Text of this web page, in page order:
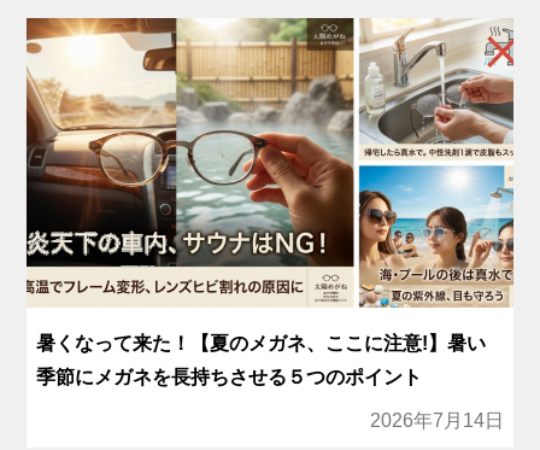
暑くなって来た！【夏のメガネ、ここに注意!】暑い
季節にメガネを長持ちさせる５つのポイント
2026年7月14日